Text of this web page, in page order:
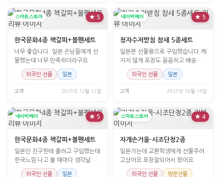
스마트스토어 ★ 5
한국문화4종 책갈피+볼펜세트
너무 좋습니다. 일본 손님들에게 선
물했는데 너무 만족하더라구요
외국인 선물 일본
고객 2025년 12월 12일
네이버페이 ★ 5
청자수저받침 참새 5종세트
일본분 선물용으로 구입했습니다.깨
지지 않게 포장도 꼼꼼하고 배송도
빨리 왔어요
외국인 선물 일본
고객 2025년 10월 14일
네이버페이 ★ 5
한국문화4종 책갈피+볼펜세트
일본인 친구한테 줄려고 구입했는데
한국느낌 나고 볼 때마다 생각날 것
같다고 하며 너무 좋아하네요~
외국인 선물 일본
스마트스토어 ★ 4
자개손거울-시조단청2종
일본가는데 교환학생에게 선물주려
고샀어요 포장잘되어서 왔어요
외국인 선물 방문선물